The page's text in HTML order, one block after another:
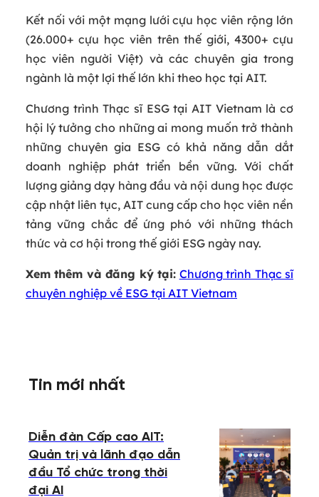
Kết nối với một mạng lưới cựu học viên rộng lớn
(26.000+ cựu học viên trên thế giới, 4300+ cựu
học viên người Việt) và các chuyên gia trong
ngành là một lợi thế lớn khi theo học tại AIT.
Chương trình Thạc sĩ ESG tại AIT Vietnam là cơ
hội lý tưởng cho những ai mong muốn trở thành
những chuyên gia ESG có khả năng dẫn dắt
doanh nghiệp phát triển bền vững. Với chất
lượng giảng dạy hàng đầu và nội dung học được
cập nhật liên tục, AIT cung cấp cho học viên nền
tảng vững chắc để ứng phó với những thách
thức và cơ hội trong thế giới ESG ngày nay.
Xem thêm và đăng ký tại: Chương trình Thạc sĩ
chuyên nghiệp về ESG tại AIT Vietnam
Tin mới nhất
Diễn đàn Cấp cao AIT:
Quản trị và lãnh đạo dẫn
đầu Tổ chức trong thời
đại AI